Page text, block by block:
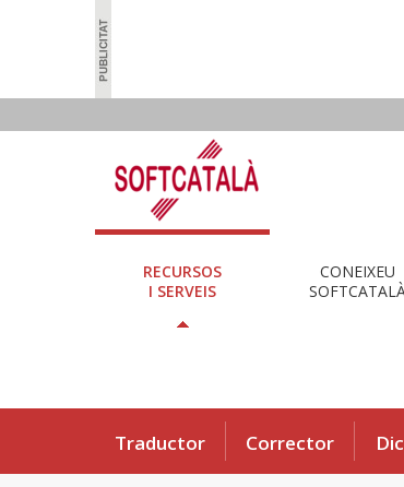
RECURSOS
I SERVEIS
CONEIXEU
Traductor Corrector